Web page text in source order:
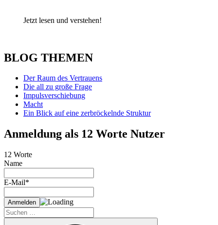
Jetzt lesen und verstehen!
BLOG THEMEN
Der Raum des Vertrauens
Die all zu große Frage
Impulsverschiebung
Macht
Ein Blick auf eine zerbröckelnde Struktur
Anmeldung als 12 Worte Nutzer
12 Worte
Name
E-Mail*
Suche
nach: